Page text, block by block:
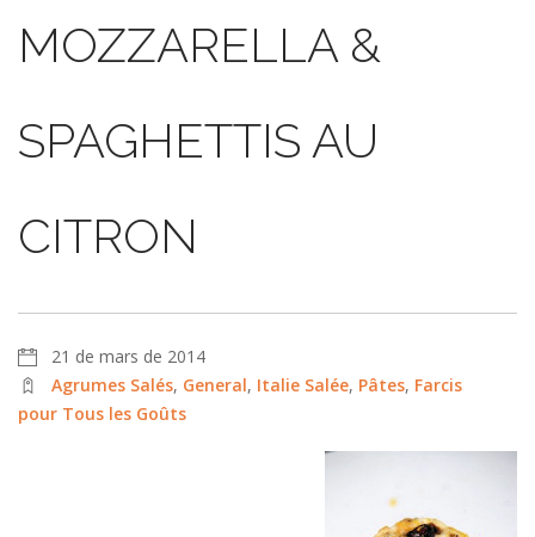
MOZZARELLA &
SPAGHETTIS AU
CITRON
21 de mars de 2014
Agrumes Salés, General, Italie Salée, Pâtes, Farcis
pour Tous les Goûts